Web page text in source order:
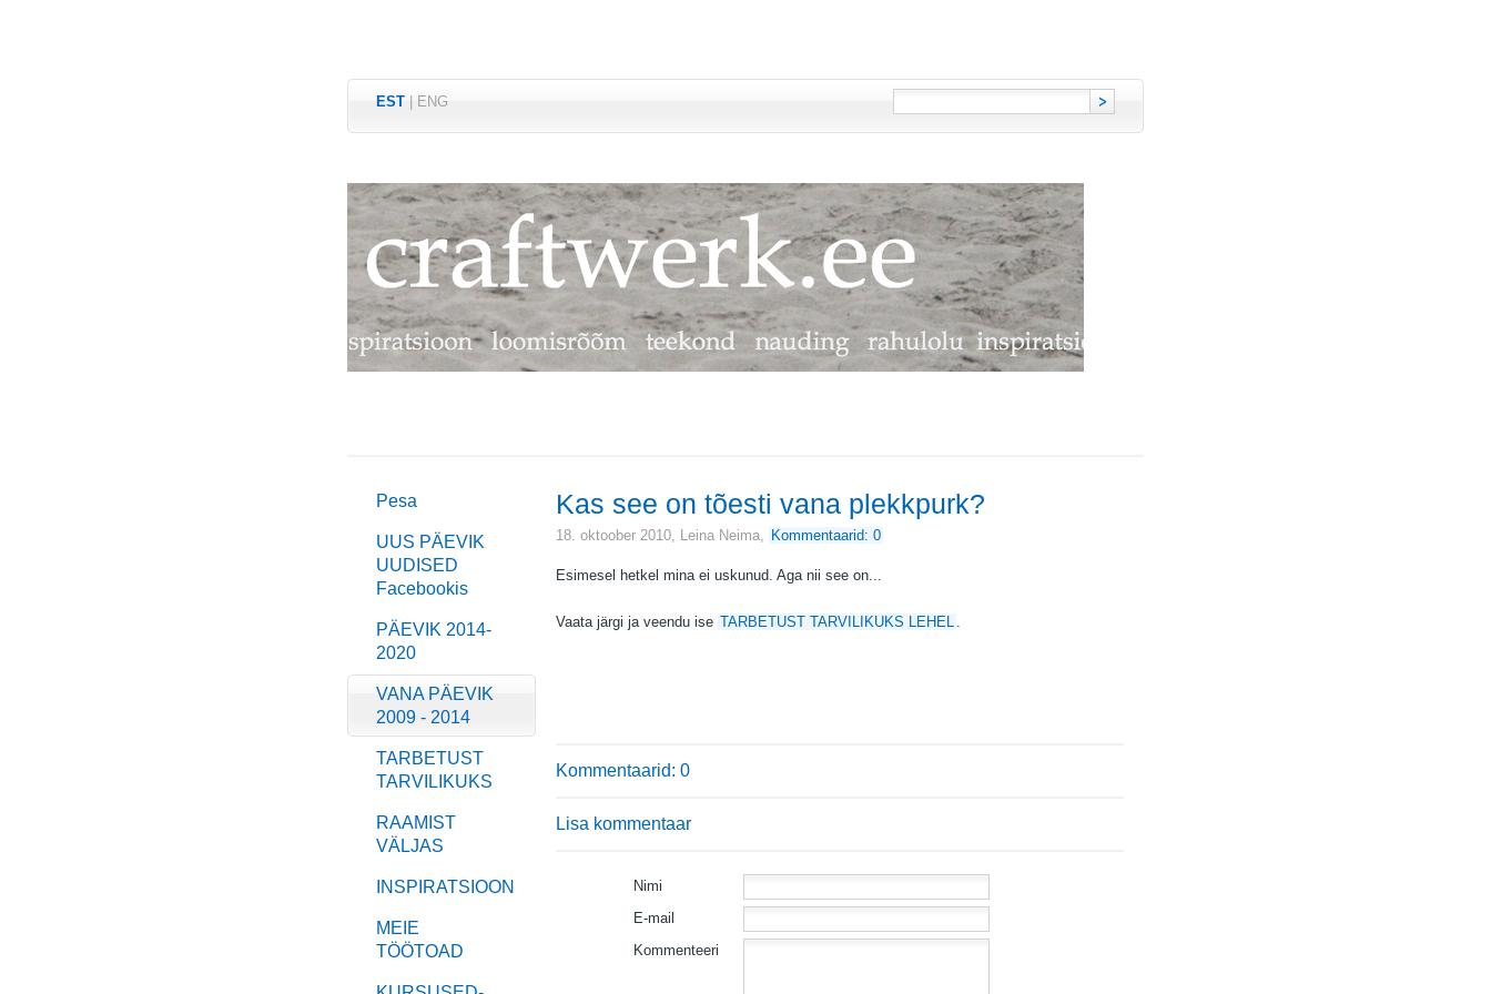
EST ENG
Pesa
UUS PÄEVIK
UUDISED
Facebookis
PÄEVIK 2014-
2020
VANA PÄEVIK
2009 - 2014
TARBETUST
TARVILIKUKS
RAAMIST
VÄLJAS
INSPIRATSIOON
MEIE
TÖÖTOAD
Kas see on tõesti vana plekkpurk?
18. oktoober 2010, Leina Neima, Kommentaarid: 0
Esimesel hetkel mina ei uskunud. Aga nii see on...
Vaata järgi ja veendu ise TARBETUST TARVILIKUKS LEHEL .
Kommentaarid: 0
Lisa kommentaar
Nimi
E-mail
Kommenteeri